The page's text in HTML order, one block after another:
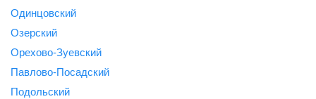
Одинцовский
Озерский
Орехово-Зуевский
Павлово-Посадский
Подольский